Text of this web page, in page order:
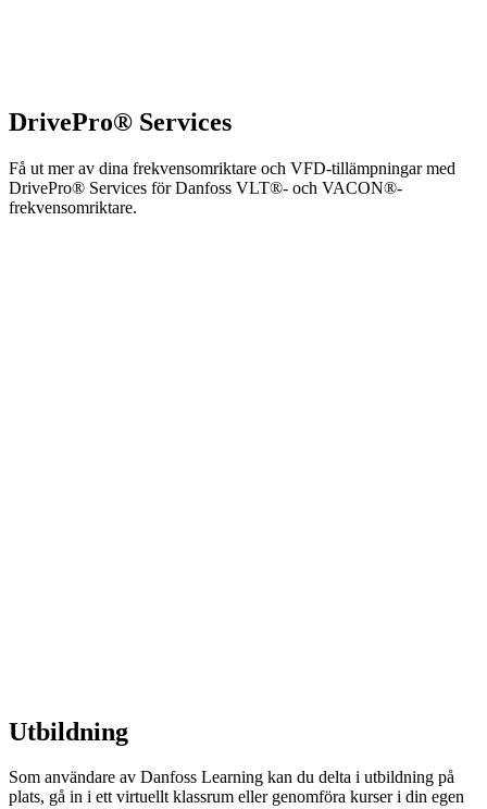
DrivePro® Services
Få ut mer av dina frekvensomriktare och VFD-tillämpningar med
DrivePro® Services för Danfoss VLT®- och VACON®-
frekvensomriktare.
Utbildning
Som användare av Danfoss Learning kan du delta i utbildning på
plats, gå in i ett virtuellt klassrum eller genomföra kurser i din egen